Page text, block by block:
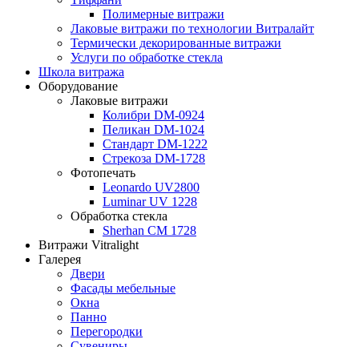
Полимерные витражи
Лаковые витражи по технологии Витралайт
Термически декорированные витражи
Услуги по обработке стекла
Школа витража
Оборудование
Лаковые витражи
Колибри DM-0924
Пеликан DM-1024
Стандарт DM-1222
Стрекоза DM-1728
Фотопечать
Leonardo UV2800
Luminar UV 1228
Обработка стекла
Sherhan CM 1728
Витражи Vitralight
Галерея
Двери
Фасады мебельные
Окна
Панно
Перегородки